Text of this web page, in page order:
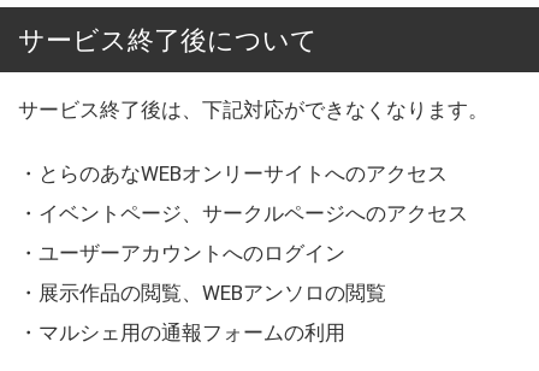
サービス終了後について
サービス終了後は、下記対応ができなくなります。
・とらのあなWEBオンリーサイトへのアクセス
・イベントページ、サークルページへのアクセス
・ユーザーアカウントへのログイン
・展示作品の閲覧、WEBアンソロの閲覧
・マルシェ用の通報フォームの利用